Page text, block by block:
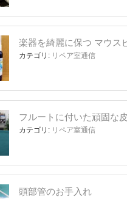
楽器を綺麗に保つ マウス
カテゴリ: リペア室通信
フルートに付いた頑固な
カテゴリ: リペア室通信
頭部管のお手入れ